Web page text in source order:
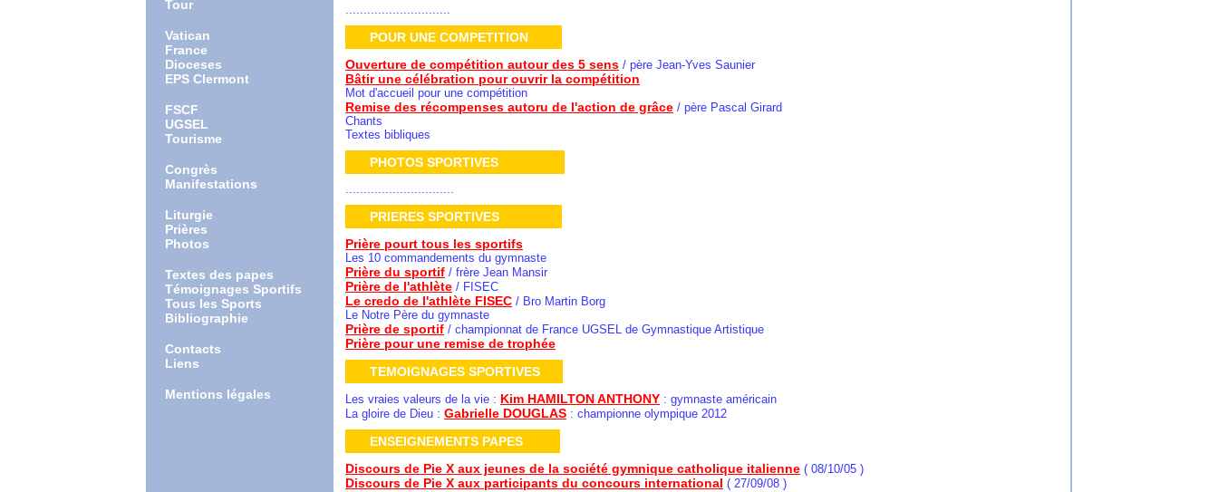
Tour
Vatican
France
Dioceses
EPS Clermont
FSCF
UGSEL
Tourisme
Congrès
Manifestations
Liturgie
Prières
Photos
Textes des papes
Témoignages Sportifs
Tous les Sports
Bibliographie
Contacts
Liens
Mentions légales
.............................
POUR UNE COMPETITION
Ouverture de compétition autour des 5 sens / père Jean-Yves Saunier
Bâtir une célébration pour ouvrir la compétition
Mot d'accueil pour une compétition
Remise des récompenses autoru de l'action de grâce / père Pascal Girard
Chants
Textes bibliques
PHOTOS SPORTIVES
..............................
PRIERES SPORTIVES
Prière pourt tous les sportifs
Les 10 commandements du gymnaste
Prière du sportif / frère Jean Mansir
Prière de l'athlète / FISEC
Le credo de l'athlète FISEC / Bro Martin Borg
Le Notre Père du gymnaste
Prière de sportif / championnat de France UGSEL de Gymnastique Artistique
Prière pour une remise de trophée
TEMOIGNAGES SPORTIVES
Les vraies valeurs de la vie : Kim HAMILTON ANTHONY : gymnaste américain
La gloire de Dieu : Gabrielle DOUGLAS : championne olympique 2012
ENSEIGNEMENTS PAPES
Discours de Pie X aux jeunes de la société gymnique catholique italienne ( 08/10/05 )
Discours de Pie X aux participants du concours international ( 27/09/08 )